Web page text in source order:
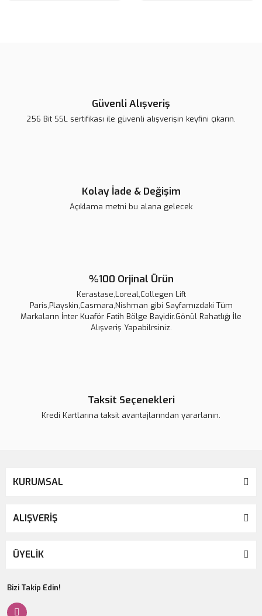
Güvenli Alışveriş
256 Bit SSL sertifikası ile güvenli alışverişin keyfini çıkarın.
Kolay İade & Değişim
Açıklama metni bu alana gelecek
%100 Orjinal Ürün
Kerastase,Loreal,Collegen Lift
Paris,Playskin,Casmara,Nishman gibi Sayfamızdaki Tüm
Markaların İnter Kuaför Fatih Bölge Bayidir.Gönül Rahatlığı İle
Alışveriş Yapabilrsiniz.
Taksit Seçenekleri
Kredi Kartlarına taksit avantajlarından yararlanın.
KURUMSAL
ALIŞVERİŞ
ÜYELİK
Bizi Takip Edin!